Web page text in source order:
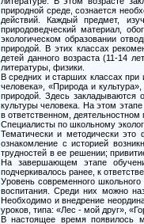
природной среде, сознается
действий. Каждый предмет,
природоведческий материал,
экологическом образовании
природой. В этих классах
детей данного возраста (11-14
литературы, физики.
В средних и старших классах при
человека», «Природа и
природой. Здесь закладываются
культуры человека. На этом
в ответственном,
Специалисты по школьному
Тематически и методически
ознакомление с историей
трудностей в ее решении;
На завершающем этапе
подчеркивалось ранее, к
Уровень современного
воспитания. Среди них можно
Необходимо и внедрение
уроков, типа: «Лес - мой друг»,
В настоящее время появилось